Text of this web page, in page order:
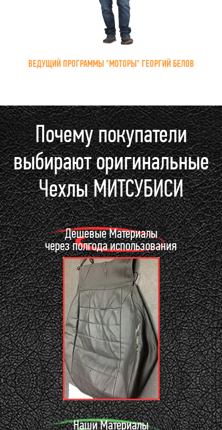
ВЕДУЩИЙ ПРОГРАММЫ "МОТОРЫ" ГЕОРГИЙ БЕЛОВ
Почему покупатели
выбирают оригинальные
Чехлы МИТСУБИСИ
Дешевые Материалы
через полгода использования
Наши Материалы